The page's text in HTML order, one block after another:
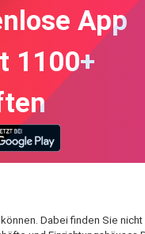
App
1100+
Dabei finden Sie